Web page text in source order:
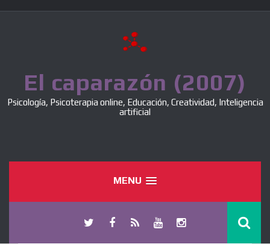
El caparazón (2007)
Psicología, Psicoterapia online, Educación, Creatividad, Inteligencia
artificial
MENU